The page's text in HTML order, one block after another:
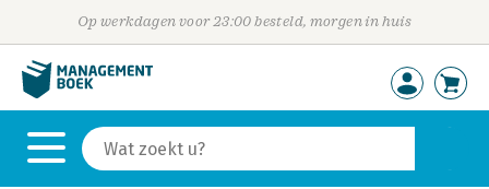
Op werkdagen voor 23:00 besteld, morgen in huis